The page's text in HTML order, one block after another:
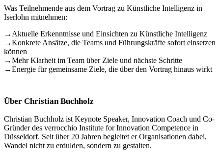
Was Teilnehmende aus dem Vortrag zu Künstliche Intelligenz in
Iserlohn mitnehmen:
→ Aktuelle Erkenntnisse und Einsichten zu Künstliche Intelligenz
→Konkrete Ansätze, die Teams und Führungskräfte sofort einsetzen
können
→Mehr Klarheit im Team über Ziele und nächste Schritte
→Energie für gemeinsame Ziele, die über den Vortrag hinaus wirkt
Über Christian Buchholz
Christian Buchholz ist Keynote Speaker, Innovation Coach und Co-
Gründer des verrocchio Institute for Innovation Competence in
Düsseldorf. Seit über 20 Jahren begleitet er Organisationen dabei,
Wandel nicht zu erdulden, sondern zu gestalten.